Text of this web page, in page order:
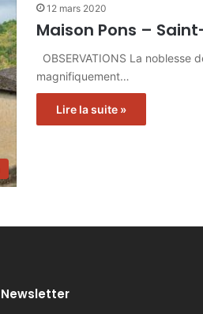
12 mars 2020
Maison Pons –
OBSERVATIONS La
magnifiquement…
Lire la suite »
Newsletter